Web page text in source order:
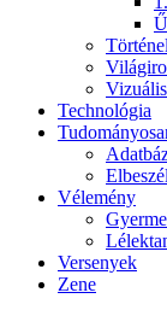
Technológia
Vélemény
Versenyek
Zene